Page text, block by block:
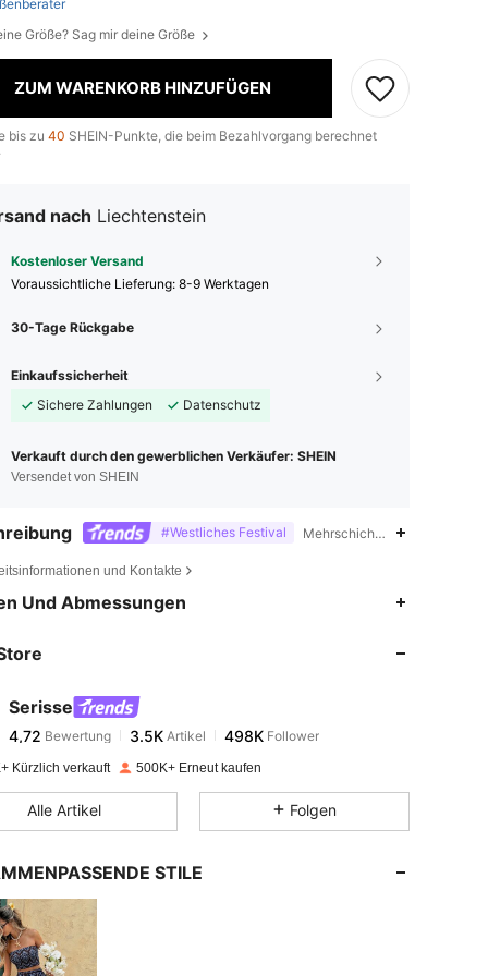
Größe? Sag mir deine Größe
ZUM WARENKORB HINZUFÜGEN
bis zu 40 SHEIN-Punkte, die beim Bezahlvorgang berechnet
nach Liechtenstein
Kostenloser Versand
Voraussichtliche Lieferung: 8-9 Werktagen
30-Tage Rückgabe
Einkaufssicherheit
Sichere Zahlungen
Datenschutz
Verkauft durch den gewerblichen Verkäufer: SHEIN
Versendet von SHEIN
#Westliches Festival Mehrschichtig ,Schulterfrei,Id
und Kontakte
Und Abmessungen
Serisse
4,72
4,72Bewertung 3.5K
r***8bezahltVor 1 Tag
4,72
Kürzlich verkauft 500K+ Erneut kaufen
Alle Artikel Folgen
STILE